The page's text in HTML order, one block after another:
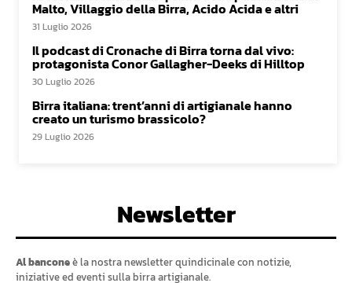
Malto, Villaggio della Birra, Acido Acida e altri
31 Luglio 2026
Il podcast di Cronache di Birra torna dal vivo:
protagonista Conor Gallagher-Deeks di Hilltop
30 Luglio 2026
Birra italiana: trent’anni di artigianale hanno
creato un turismo brassicolo?
29 Luglio 2026
Newsletter
Al banconeè la nostra newsletter quindicinale con notizie,
iniziative ed eventi sulla birra artigianale.